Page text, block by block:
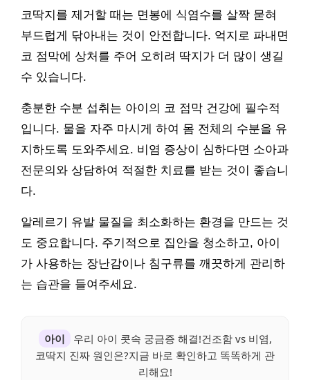
코딱지를 제거할 때는 면봉에 식염수를 살짝 묻혀
부드럽게 닦아내는 것이 안전합니다. 억지로 파내면
코 점막에 상처를 주어 오히려 딱지가 더 많이 생길
수 있습니다.
충분한 수분 섭취는 아이의 코 점막 건강에 필수적
입니다. 물을 자주 마시게 하여 몸 전체의 수분을 유
지하도록 도와주세요. 비염 증상이 심하다면 소아과
전문의와 상담하여 적절한 치료를 받는 것이 좋습니
다.
알레르기 유발 물질을 최소화하는 환경을 만드는 것
도 중요합니다. 주기적으로 집안을 청소하고, 아이
가 사용하는 장난감이나 침구류를 깨끗하게 관리하
는 습관을 들여주세요.
아이
우리 아이 콧속 궁금증 해결!건조함 vs 비염,
코딱지 진짜 원인은?지금 바로 확인하고 똑똑하게 관
리해요!